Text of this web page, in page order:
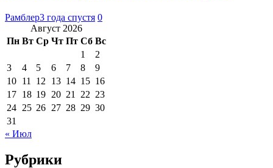
Рамблер3 года спустя 0
Август 2026
Пн Вт Ср Чт Пт Сб Вс
1
2
3
4 5 6 7 8
9
10 11 12 13 14 15 16
17 18 19 20 21 22 23
24 25 26 27 28 29 30
31
« Июл
Рубрики